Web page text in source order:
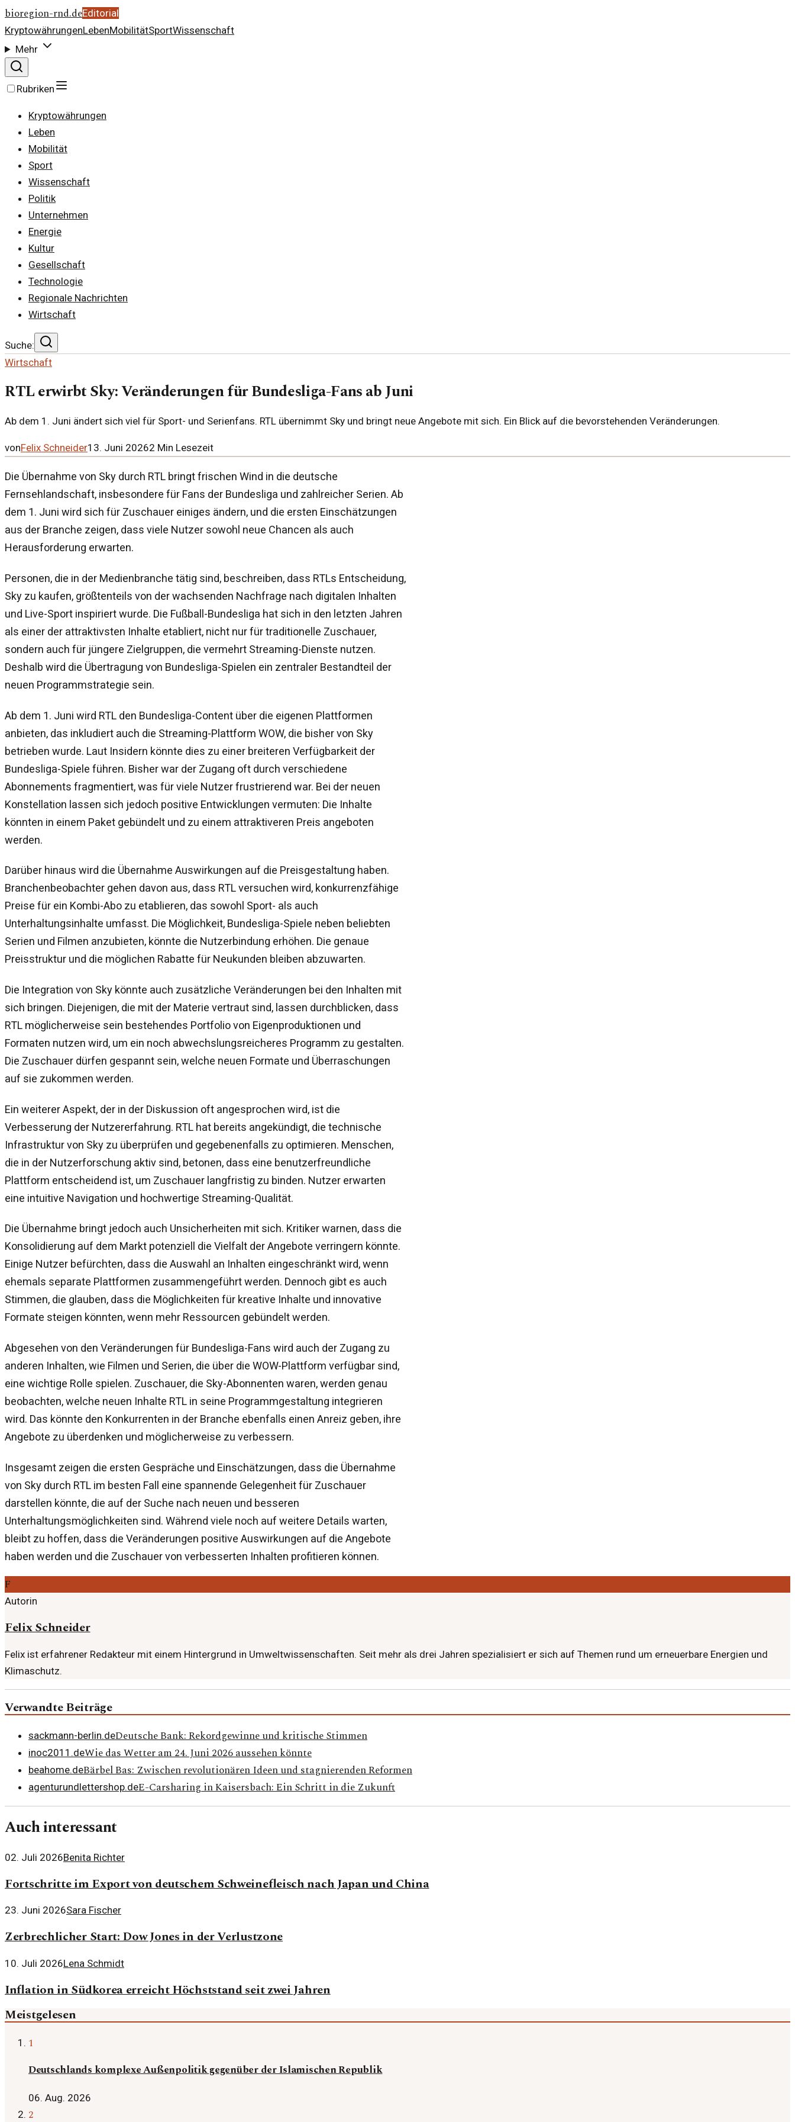
bioregion-rnd.deEditorial
KryptowährungenLebenMobilitätSportWissenschaft
Mehr
Rubriken
Kryptowährungen
Leben
Mobilität
Sport
Wissenschaft
Politik
Unternehmen
Energie
Kultur
Gesellschaft
Technologie
Regionale Nachrichten
Wirtschaft
Suche:
Wirtschaft
RTL erwirbt Sky: Veränderungen für Bundesliga-Fans ab Juni
Ab dem 1. Juni ändert sich viel für Sport- und Serienfans. RTL übernimmt Sky und bringt neue Angebote mit sich. Ein Blick auf die bevorstehenden Veränderungen.
vonFelix Schneider13. Juni 20262 Min Lesezeit
Die Übernahme von Sky durch RTL bringt frischen Wind in die deutsche
Fernsehlandschaft, insbesondere für Fans der Bundesliga und zahlreicher Serien. Ab
dem 1. Juni wird sich für Zuschauer einiges ändern, und die ersten Einschätzungen
aus der Branche zeigen, dass viele Nutzer sowohl neue Chancen als auch
Herausforderung erwarten.
Personen, die in der Medienbranche tätig sind, beschreiben, dass RTLs Entscheidung,
Sky zu kaufen, größtenteils von der wachsenden Nachfrage nach digitalen Inhalten
und Live-Sport inspiriert wurde. Die Fußball-Bundesliga hat sich in den letzten Jahren
als einer der attraktivsten Inhalte etabliert, nicht nur für traditionelle Zuschauer,
sondern auch für jüngere Zielgruppen, die vermehrt Streaming-Dienste nutzen.
Deshalb wird die Übertragung von Bundesliga-Spielen ein zentraler Bestandteil der
neuen Programmstrategie sein.
Ab dem 1. Juni wird RTL den Bundesliga-Content über die eigenen Plattformen
anbieten, das inkludiert auch die Streaming-Plattform WOW, die bisher von Sky
betrieben wurde. Laut Insidern könnte dies zu einer breiteren Verfügbarkeit der
Bundesliga-Spiele führen. Bisher war der Zugang oft durch verschiedene
Abonnements fragmentiert, was für viele Nutzer frustrierend war. Bei der neuen
Konstellation lassen sich jedoch positive Entwicklungen vermuten: Die Inhalte
könnten in einem Paket gebündelt und zu einem attraktiveren Preis angeboten
werden.
Darüber hinaus wird die Übernahme Auswirkungen auf die Preisgestaltung haben.
Branchenbeobachter gehen davon aus, dass RTL versuchen wird, konkurrenzfähige
Preise für ein Kombi-Abo zu etablieren, das sowohl Sport- als auch
Unterhaltungsinhalte umfasst. Die Möglichkeit, Bundesliga-Spiele neben beliebten
Serien und Filmen anzubieten, könnte die Nutzerbindung erhöhen. Die genaue
Preisstruktur und die möglichen Rabatte für Neukunden bleiben abzuwarten.
Die Integration von Sky könnte auch zusätzliche Veränderungen bei den Inhalten mit
sich bringen. Diejenigen, die mit der Materie vertraut sind, lassen durchblicken, dass
RTL möglicherweise sein bestehendes Portfolio von Eigenproduktionen und
Formaten nutzen wird, um ein noch abwechslungsreicheres Programm zu gestalten.
Die Zuschauer dürfen gespannt sein, welche neuen Formate und Überraschungen
auf sie zukommen werden.
Ein weiterer Aspekt, der in der Diskussion oft angesprochen wird, ist die
Verbesserung der Nutzererfahrung. RTL hat bereits angekündigt, die technische
Infrastruktur von Sky zu überprüfen und gegebenenfalls zu optimieren. Menschen,
die in der Nutzerforschung aktiv sind, betonen, dass eine benutzerfreundliche
Plattform entscheidend ist, um Zuschauer langfristig zu binden. Nutzer erwarten
eine intuitive Navigation und hochwertige Streaming-Qualität.
Die Übernahme bringt jedoch auch Unsicherheiten mit sich. Kritiker warnen, dass die
Konsolidierung auf dem Markt potenziell die Vielfalt der Angebote verringern könnte.
Einige Nutzer befürchten, dass die Auswahl an Inhalten eingeschränkt wird, wenn
ehemals separate Plattformen zusammengeführt werden. Dennoch gibt es auch
Stimmen, die glauben, dass die Möglichkeiten für kreative Inhalte und innovative
Formate steigen könnten, wenn mehr Ressourcen gebündelt werden.
Abgesehen von den Veränderungen für Bundesliga-Fans wird auch der Zugang zu
anderen Inhalten, wie Filmen und Serien, die über die WOW-Plattform verfügbar sind,
eine wichtige Rolle spielen. Zuschauer, die Sky-Abonnenten waren, werden genau
beobachten, welche neuen Inhalte RTL in seine Programmgestaltung integrieren
wird. Das könnte den Konkurrenten in der Branche ebenfalls einen Anreiz geben, ihre
Angebote zu überdenken und möglicherweise zu verbessern.
Insgesamt zeigen die ersten Gespräche und Einschätzungen, dass die Übernahme
von Sky durch RTL im besten Fall eine spannende Gelegenheit für Zuschauer
darstellen könnte, die auf der Suche nach neuen und besseren
Unterhaltungsmöglichkeiten sind. Während viele noch auf weitere Details warten,
bleibt zu hoffen, dass die Veränderungen positive Auswirkungen auf die Angebote
haben werden und die Zuschauer von verbesserten Inhalten profitieren können.
F
Autorin
Felix Schneider
Felix ist erfahrener Redakteur mit einem Hintergrund in Umweltwissenschaften. Seit mehr als drei Jahren spezialisiert er sich auf Themen rund um erneuerbare Energien und
Klimaschutz.
Verwandte Beiträge
sackmann-berlin.deDeutsche Bank: Rekordgewinne und kritische Stimmen
inoc2011.deWie das Wetter am 24. Juni 2026 aussehen könnte
beahome.deBärbel Bas: Zwischen revolutionären Ideen und stagnierenden Reformen
agenturundlettershop.deE-Carsharing in Kaisersbach: Ein Schritt in die Zukunft
Auch interessant
02. Juli 2026Benita Richter
Fortschritte im Export von deutschem Schweinefleisch nach Japan und China
23. Juni 2026Sara Fischer
Zerbrechlicher Start: Dow Jones in der Verlustzone
10. Juli 2026Lena Schmidt
Inflation in Südkorea erreicht Höchststand seit zwei Jahren
Meistgelesen
1
Deutschlands komplexe Außenpolitik gegenüber der Islamischen Republik
06. Aug. 2026
2